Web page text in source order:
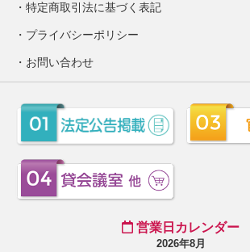
特定商取引法に基づく表記
プライバシーポリシー
お問い合わせ
営業日カレンダー
2026年8月